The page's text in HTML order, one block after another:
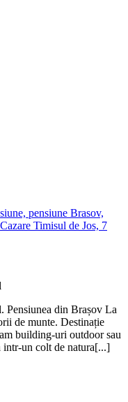
Pensiunea din Brașov La
de munte. Destinație
building-uri outdoor sau
intr-un colt de natura[...]